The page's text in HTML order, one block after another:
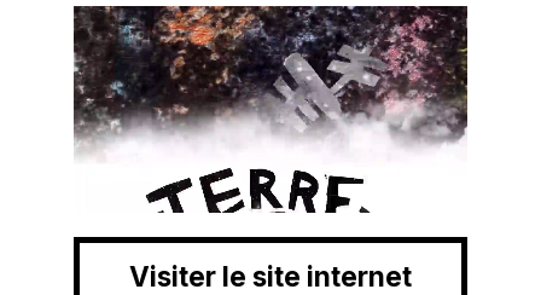
Visiter le site internet